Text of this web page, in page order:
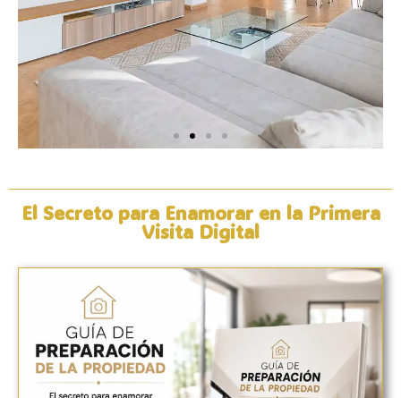
El Secreto para Enamorar en la Primera
Visita Digital